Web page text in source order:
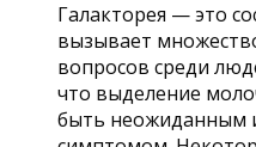
Галакторея — это
вызывает
вопросов среди
что выделение
быть неожиданным